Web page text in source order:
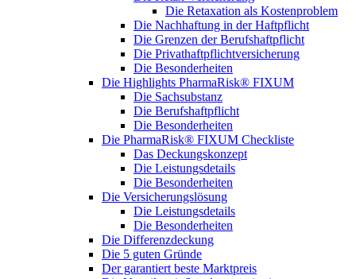
Die Retaxation als Kostenproblem
Die Nachhaftung in der Haftpflicht
Die Grenzen der Berufshaftpflicht
Die Privathaftpflichtversicherung
Die Besonderheiten
Die Highlights PharmaRisk® FIXUM
Die Sachsubstanz
Die Berufshaftpflicht
Die Besonderheiten
Die PharmaRisk® FIXUM Checkliste
Das Deckungskonzept
Die Leistungsdetails
Die Besonderheiten
Die Versicherungslösung
Die Leistungsdetails
Die Besonderheiten
Die Differenzdeckung
Die 5 guten Gründe
Der garantiert beste Marktpreis